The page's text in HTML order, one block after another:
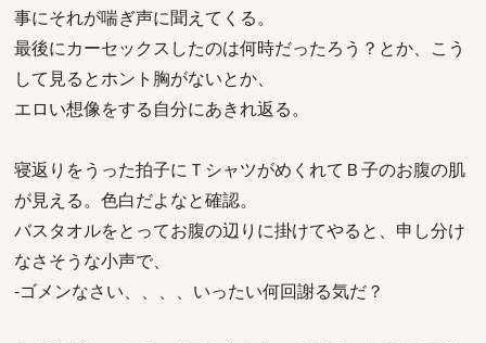
事にそれが喘ぎ声に聞えてくる。
最後にカーセックスしたのは何時だったろう？とか、こう
して見るとホント胸がないとか、
エロい想像をする自分にあきれ返る。
寝返りをうった拍子にＴシャツがめくれてＢ子のお腹の肌
が見える。色白だよなと確認。
バスタオルをとってお腹の辺りに掛けてやると、申し分け
なさそうな小声で、
-ゴメンなさい、、、、いったい何回謝る気だ？